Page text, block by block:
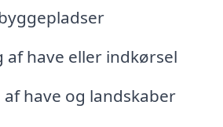
af have eller indkørsel
have og landskaber